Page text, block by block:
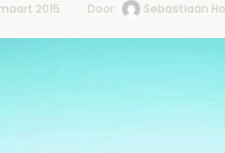
2015 Door: Sebastiaan